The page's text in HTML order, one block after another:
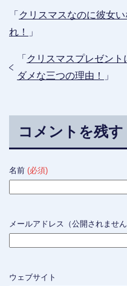
「 クリスマスなのに彼女
れ！
」
「 クリスマスプレゼン
ダメな三つの理由！
」
コメントを残す
名前 (必須)
メールアドレス（公開されません
ウェブサイト